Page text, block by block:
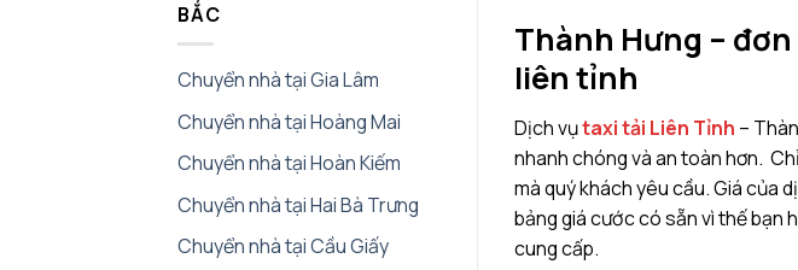
BẮC
Chuyển nhà tại Gia Lâm
Chuyển nhà tại Hoàng Mai
Chuyển nhà tại Hoàn Kiếm
Chuyển nhà tại Hai Bà Trưng
Chuyển nhà tại Cầu Giấy
Thành Hưng –
liên tỉnh
Dịch vụtaxi tải Liên Tỉnh –
nhanh chóng và an toàn hơn.
mà quý khách yêu cầu. Giá của
bảng giá cước có sẵn vì thế bạn
cung cấp.